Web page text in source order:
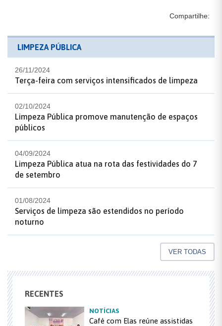
Compartilhe:
LIMPEZA PÚBLICA
26/11/2024
Terça-feira com serviços intensificados de limpeza
02/10/2024
Limpeza Pública promove manutenção de espaços
públicos
04/09/2024
Limpeza Pública atua na rota das festividades do 7
de setembro
01/08/2024
Serviços de limpeza são estendidos no período
noturno
VER TODAS
RECENTES
NOTÍCIAS
Café com Elas reúne assistidas